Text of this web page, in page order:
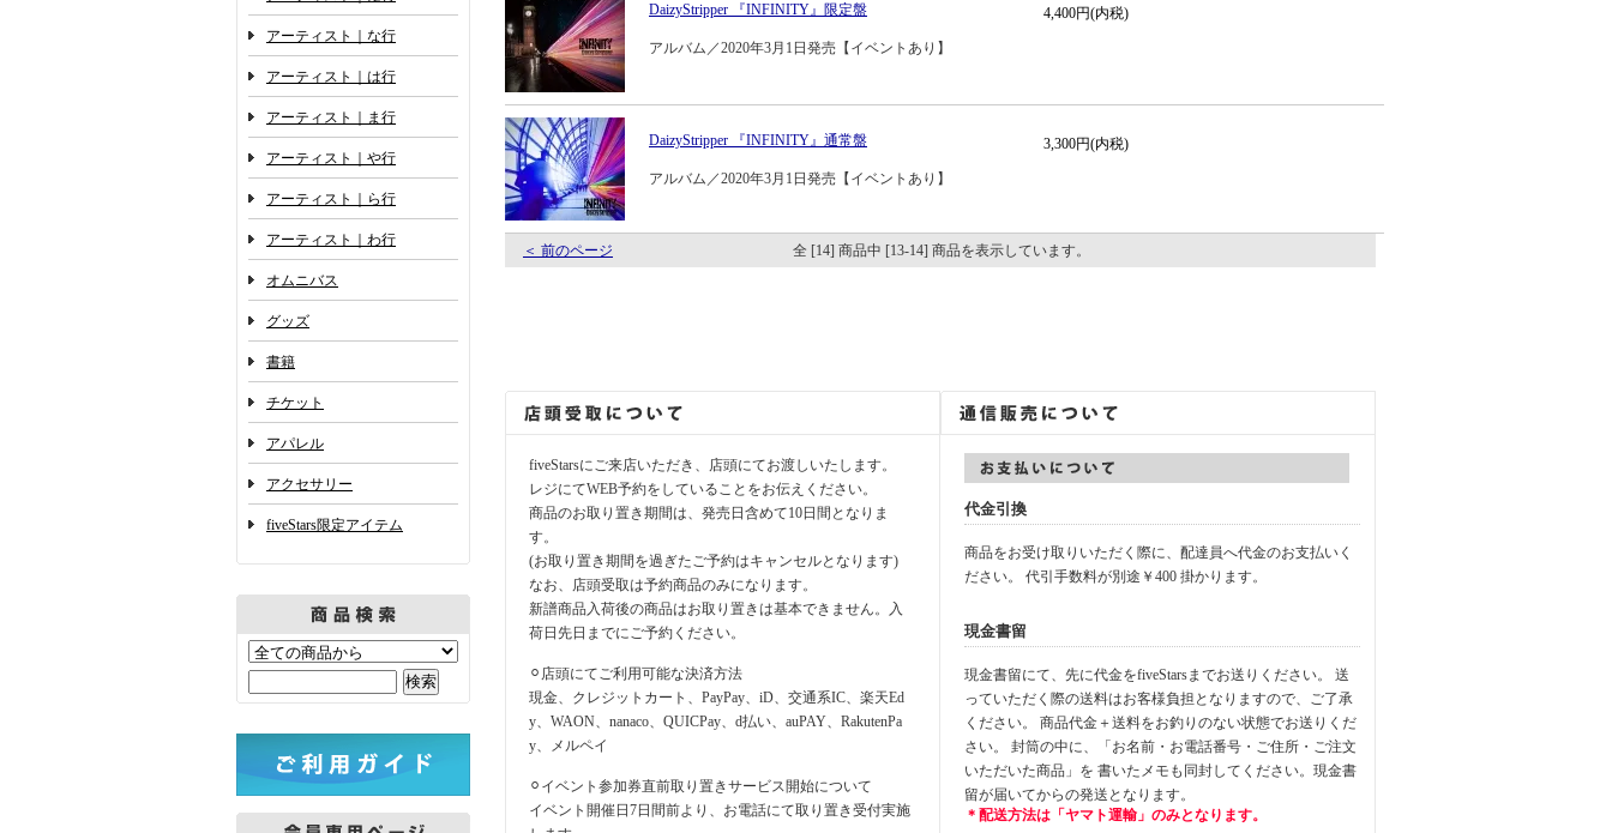
アーティスト｜な行
アーティスト｜は行
アーティスト｜ま行
アーティスト｜や行
アーティスト｜ら行
アーティスト｜わ行
オムニバス
グッズ
書籍
チケット
アパレル
アクセサリー
fiveStars限定アイテム
DaizyStripper 『INFINITY』限定盤 4,400円(内税)
アルバム／2020年3月1日発売【イベントあり】
DaizyStripper 『INFINITY』通常盤 3,300円(内税)
アルバム／2020年3月1日発売【イベントあり】
＜ 前のページ 全 [14] 商品中 [13-14] 商品を表示しています。
fiveStarsにご来店いただき、店頭にてお渡しいたします。
レジにてWEB予約をしていることをお伝えください。
商品のお取り置き期間は、発売日含めて10日間となりま
す。
(お取り置き期間を過ぎたご予約はキャンセルとなります)
なお、店頭受取は予約商品のみになります。
新譜商品入荷後の商品はお取り置きは基本できません。入
荷日先日までにご予約ください。
⚪︎店頭にてご利用可能な決済方法
現金、クレジットカート、PayPay、iD、交通系IC、楽天Ed
y、WAON、nanaco、QUICPay、d払い、auPAY、RakutenPa
y、メルペイ
⚪︎イベント参加券直前取り置きサービス開始について
イベント開催日7日間前より、お電話にて取り置き受付実施
代金引換
商品をお受け取りいただく際に、配達員へ代金のお支払いく
ださい。 代引手数料が別途￥400 掛かります。
現金書留
現金書留にて、先に代金をfiveStarsまでお送りください。 送
っていただく際の送料はお客様負担となりますので、ご了承
ください。 商品代金＋送料をお釣りのない状態でお送りくだ
さい。 封筒の中に、「お名前・お電話番号・ご住所・ご注文
いただいた商品」を 書いたメモも同封してください。現金書
留が届いてからの発送となります。
＊配送方法は「ヤマト運輸」のみとなります。